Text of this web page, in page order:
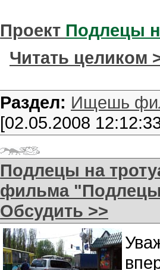
Проект Подлецы
Читать целиком
Раздел: Ищешь
[02.05.2008
Подлецы на
фильма "Подлецы
Обсудить >>